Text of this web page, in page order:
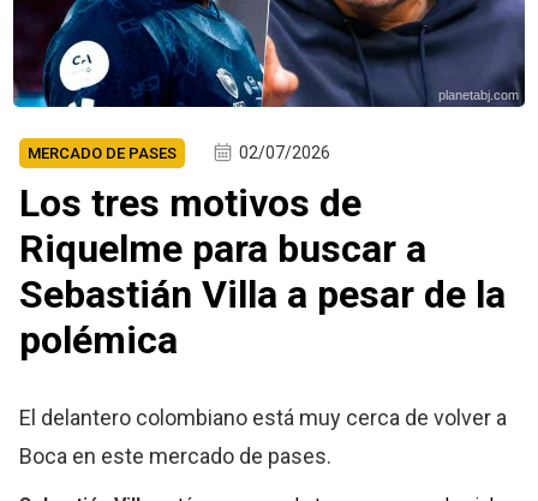
planetabj.com
MERCADO DE PASES 02/07/2026
Los tres motivos de
Riquelme para buscar a
Sebastián Villa a pesar de la
polémica
El delantero colombiano está muy cerca de volver a
Boca en este mercado de pases.